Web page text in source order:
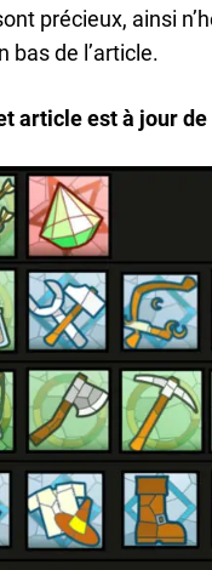
précieux, ainsi
bas de l’article.
article est à jour